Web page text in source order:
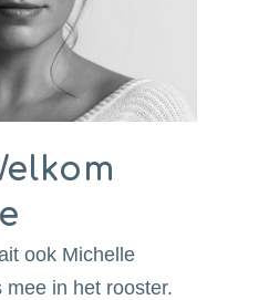
ook Michelle
in het rooster.